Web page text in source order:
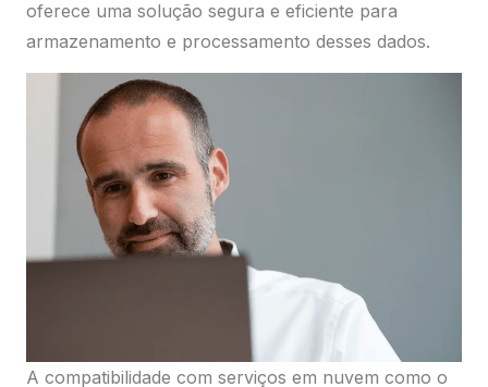
oferece uma solução segura e eficiente para
armazenamento e processamento desses dados.
A compatibilidade com serviços em nuvem como o